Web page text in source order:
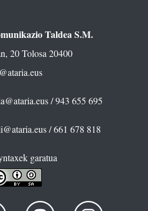
Taldea S.M.
20 Tolosa 20400
/ 943 655 695
/ 661 678 818
garatua